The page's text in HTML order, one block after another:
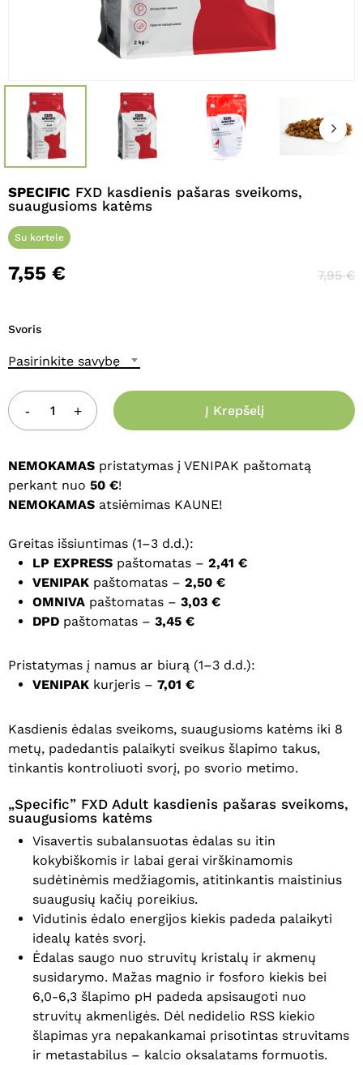
SPECIFIC FXD kasdienis pašaras sveikoms,
suaugusioms katėms
Su kortele
7,55 € 7,95€
Svoris
Pasirinkite savybę
Į Krepšelį
NEMOKAMAS pristatymas į VENIPAK paštomatą
perkant nuo 50 €!
NEMOKAMAS atsiėmimas KAUNE!
Greitas išsiuntimas (1–3 d.d.):
LP EXPRESS paštomatas – 2,41 €
VENIPAK paštomatas – 2,50 €
OMNIVA paštomatas – 3,03 €
DPD paštomatas – 3,45 €
Pristatymas į namus ar biurą (1–3 d.d.):
VENIPAK kurjeris – 7,01 €
Kasdienis ėdalas sveikoms, suaugusioms katėms iki 8
metų, padedantis palaikyti sveikus šlapimo takus,
tinkantis kontroliuoti svorį, po svorio metimo.
„Specific” FXD Adult kasdienis pašaras sveikoms,
suaugusioms katėms
Visavertis subalansuotas ėdalas su itin
kokybiškomis ir labai gerai virškinamomis
sudėtinėmis medžiagomis, atitinkantis maistinius
suaugusių kačių poreikius.
Vidutinis ėdalo energijos kiekis padeda palaikyti
idealų katės svorį.
Ėdalas saugo nuo struvitų kristalų ir akmenų
susidarymo. Mažas magnio ir fosforo kiekis bei
6,0-6,3 šlapimo pH padeda apsisaugoti nuo
struvitų akmenligės. Dėl nedidelio RSS kiekio
šlapimas yra nepakankamai prisotintas struvitams
ir metastabilus – kalcio oksalatams formuotis.
Pavadinimas*
El. paštas
Noriu savo interneto naršyklėje
išsaugoti vardą, el. pašto adresą ir